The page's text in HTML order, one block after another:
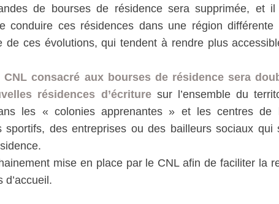
de bourses de résidence sera supprimée, et
conduire ces résidences dans une région
de ces évolutions, qui tendent à rendre plus
CNL consacré aux bourses de résidence sera
résidences d’écrituresur l’ensemble du
les « colonies apprenantes » et les centres de
sportifs, des entreprises ou des bailleurs sociaux qui
mise en place par le CNL afin de faciliter la
d’accueil.